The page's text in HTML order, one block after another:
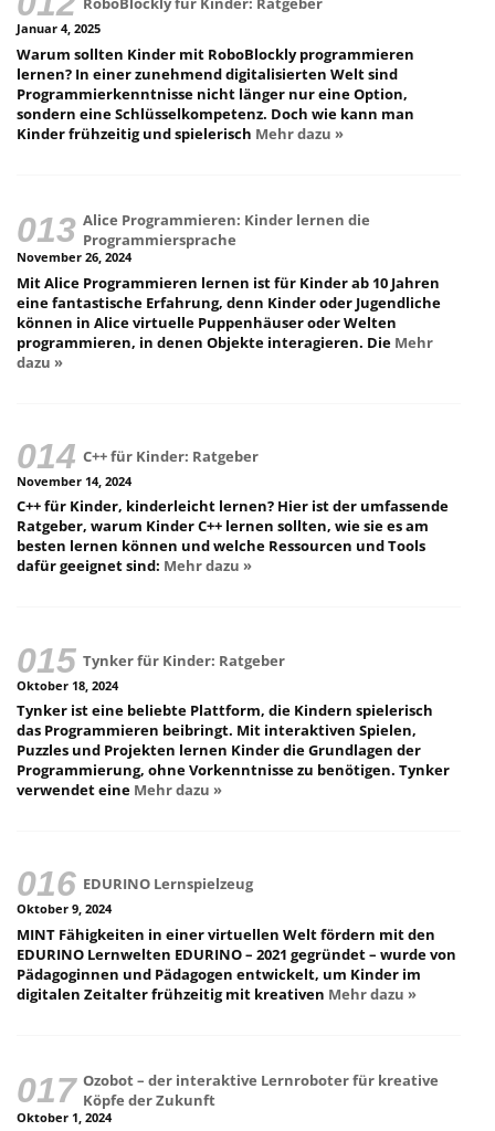
Januar 4, 2025
Warum sollten Kinder mit RoboBlockly programmieren
lernen? In einer zunehmend digitalisierten Welt sind
Programmierkenntnisse nicht länger nur eine Option,
sondern eine Schlüsselkompetenz. Doch wie kann man
Kinder frühzeitig und spielerisch Mehr dazu »
Alice Programmieren: Kinder lernen die
Programmiersprache
November 26, 2024
Mit Alice Programmieren lernen ist für Kinder ab 10 Jahren
eine fantastische Erfahrung, denn Kinder oder Jugendliche
können in Alice virtuelle Puppenhäuser oder Welten
programmieren, in denen Objekte interagieren. Die Mehr
dazu »
C++ für Kinder: Ratgeber
November 14, 2024
C++ für Kinder, kinderleicht lernen? Hier ist der umfassende
Ratgeber, warum Kinder C++ lernen sollten, wie sie es am
besten lernen können und welche Ressourcen und Tools
dafür geeignet sind: Mehr dazu »
Tynker für Kinder: Ratgeber
Oktober 18, 2024
Tynker ist eine beliebte Plattform, die Kindern spielerisch
das Programmieren beibringt. Mit interaktiven Spielen,
Puzzles und Projekten lernen Kinder die Grundlagen der
Programmierung, ohne Vorkenntnisse zu benötigen. Tynker
verwendet eine Mehr dazu »
EDURINO Lernspielzeug
Oktober 9, 2024
MINT Fähigkeiten in einer virtuellen Welt fördern mit den
EDURINO Lernwelten EDURINO – 2021 gegründet – wurde von
Pädagoginnen und Pädagogen entwickelt, um Kinder im
digitalen Zeitalter frühzeitig mit kreativen Mehr dazu »
Ozobot – der interaktive Lernroboter für kreative
Köpfe der Zukunft
Oktober 1, 2024